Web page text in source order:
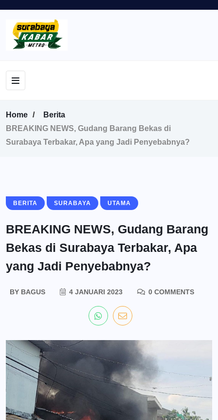
Home
Berita
BREAKING NEWS, Gudang Barang Bekas di
Surabaya Terbakar, Apa yang Jadi Penyebabnya?
BERITA SURABAYA UTAMA
BREAKING NEWS, Gudang Barang
Bekas di Surabaya Terbakar, Apa
yang Jadi Penyebabnya?
BYBAGUS 4 JANUARI 2023 0 COMMENTS